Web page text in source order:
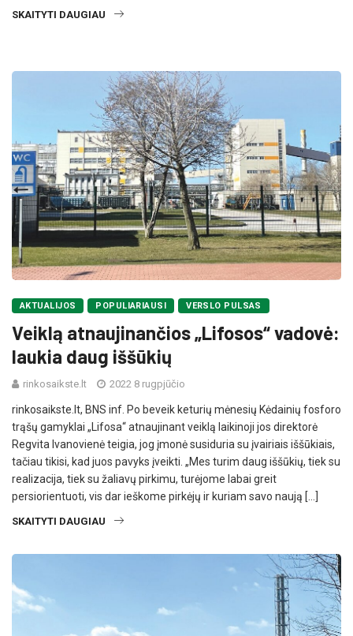
SKAITYTI DAUGIAU
AKTUALIJOS POPULIARIAUSI VERSLO PULSAS
Veiklą atnaujinančios „Lifosos“ vadovė:
laukia daug iššūkių
rinkosaikste.lt 2022 8 rugpjūčio
rinkosaikste.lt, BNS inf. Po beveik keturių mėnesių Kėdainių fosforo
trąšų gamyklai „Lifosa“ atnaujinant veiklą laikinoji jos direktorė
Regvita Ivanovienė teigia, jog įmonė susiduria su įvairiais iššūkiais,
tačiau tikisi, kad juos pavyks įveikti. „Mes turim daug iššūkių, tiek su
realizacija, tiek su žaliavų pirkimu, turėjome labai greit
persiorientuoti, vis dar ieškome pirkėjų ir kuriam savo naują […]
SKAITYTI DAUGIAU